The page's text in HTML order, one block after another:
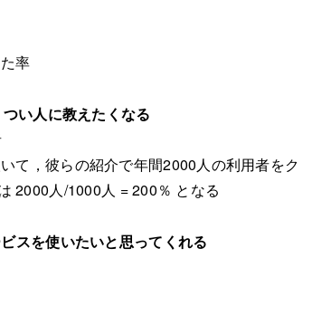
率
い人に教えたくなる
て，彼らの紹介で年間2000人の利用者をク
2000人/1000人 = 200％ となる
スを使いたいと思ってくれる